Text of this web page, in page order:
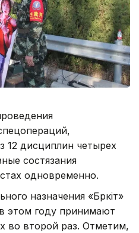
12 дисциплин четырех
состязания
одновременно.
назначения «Бүркіт»
этом году принимают
во второй раз. Отметим,